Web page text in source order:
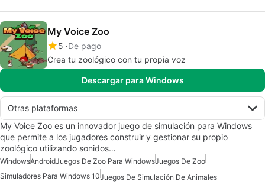
My Voice Zoo
5 De pago
Crea tu zoológico con tu propia voz
Descargar para Windows
Otras plataformas
My Voice Zoo es un innovador juego de simulación para Windows
que permite a los jugadores construir y gestionar su propio
zoológico utilizando sonidos…
WindowsAndroidJuegos De Zoo Para WindowsJuegos De Zoo
Simuladores Para Windows 10Juegos De Simulación De Animales